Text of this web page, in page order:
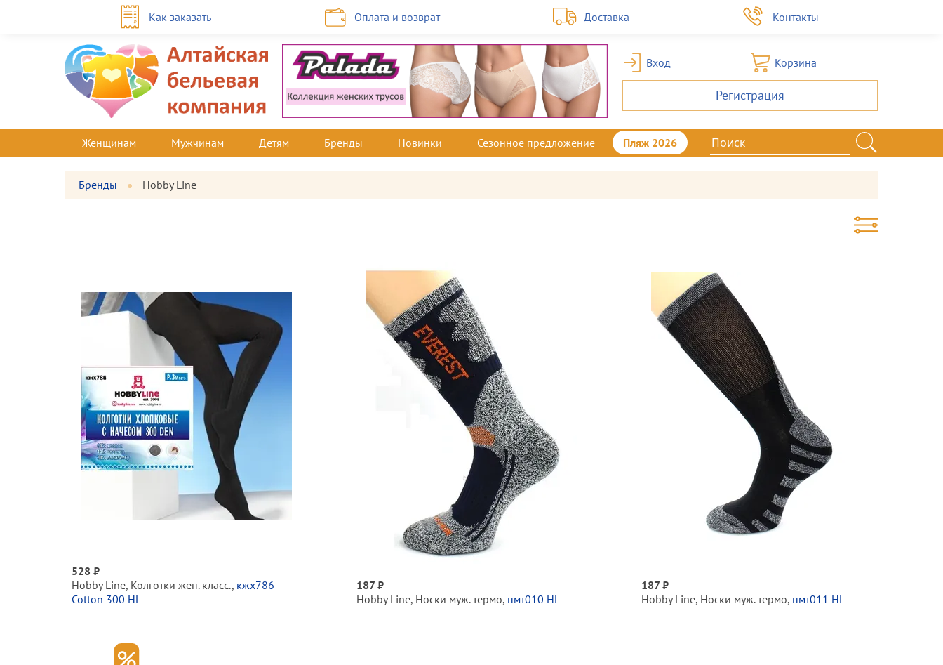
Как заказать Оплата и возврат Доставка Контакты
Вход Корзина
Регистрация
Женщинам Мужчинам Детям Бренды Новинки Сезонное предложение Пляж 2026
Бренды Hobby Line
528 ₽
Hobby Line, Колготки жен. класс., кжх786
Cotton 300 HL
187 ₽
Hobby Line, Носки муж. термо, нмт010 HL
187 ₽
Hobby Line, Носки муж. термо, нмт011 HL